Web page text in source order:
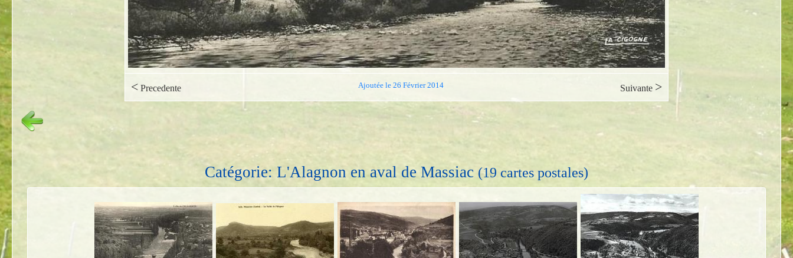
< Precedente Ajoutée le 26 Février 2014 Suivante >
Catégorie: L'Alagnon en aval de Massiac (19 cartes postales)